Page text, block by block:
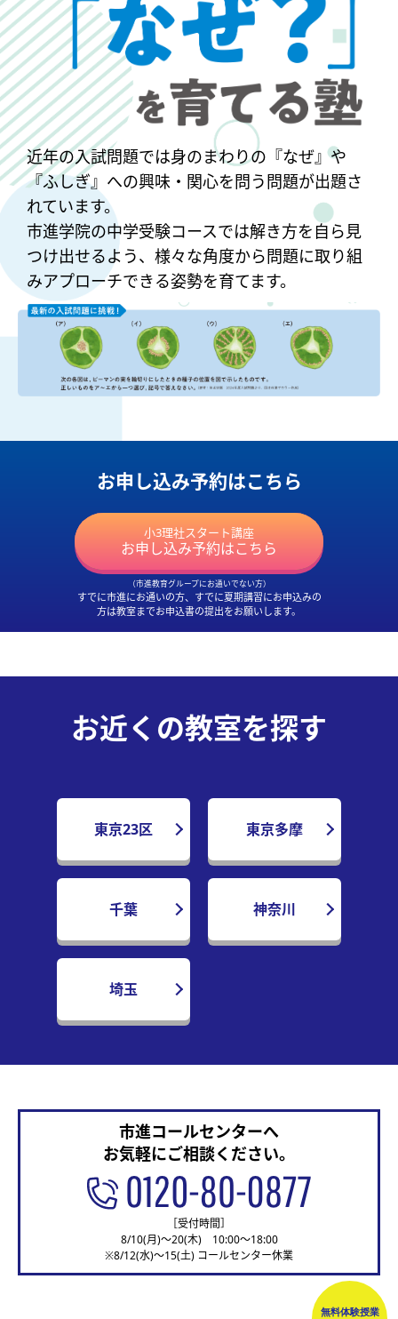
無料体験授業
近年の入試問題では身のまわりの『なぜ』や
『ふしぎ』への興味・関心を問う問題が出題さ
れています。
市進学院の中学受験コースでは解き方を自ら見
つけ出せるよう、様々な角度から問題に取り組
みアプローチできる姿勢を育てます。
お申し込み予約はこちら
小3理社スタート講座
お申し込み予約はこちら
（市進教育グループにお通いでない方）
すでに市進にお通いの方、すでに夏期講習にお申込みの
方は教室までお申込書の提出をお願いします。
お近くの教室を探す
東京23区 東京多摩
千葉 神奈川
埼玉
市進コールセンターへ
お気軽にご相談ください。
［受付時間］
8/10(月)～20(木) 10:00～18:00
※8/12(水)～15(土) コールセンター休業